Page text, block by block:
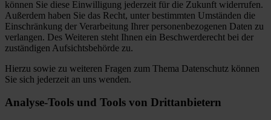
können Sie diese Einwilligung jederzeit für die Zukunft widerrufen.
Außerdem haben Sie das Recht, unter bestimmten Umständen die
Einschränkung der Verarbeitung Ihrer personenbezogenen Daten zu
verlangen. Des Weiteren steht Ihnen ein Beschwerderecht bei der
zuständigen Aufsichtsbehörde zu.
Hierzu sowie zu weiteren Fragen zum Thema Datenschutz können
Sie sich jederzeit an uns wenden.
Analyse-Tools und Tools von Drittanbietern